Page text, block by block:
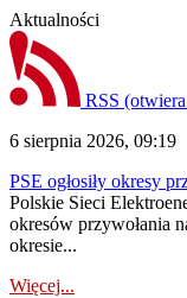
Aktualności
RSS
6 sierpnia 2026, 09:19
PSE ogłosiły okresy
Polskie Sieci
okresów przywołania
okresie...
Więcej...